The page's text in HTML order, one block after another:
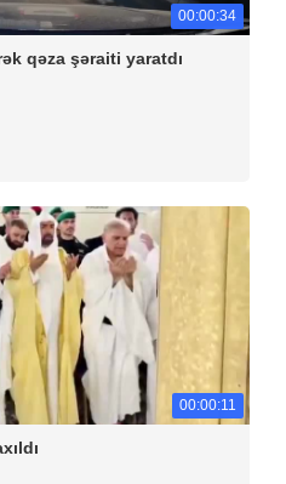
00:00:34
qəza şəraiti yaratdı
00:00:11